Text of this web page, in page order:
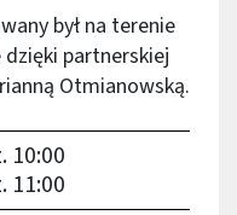
10:00
11:00
był na terenie
partnerskiej
Otmianowską.